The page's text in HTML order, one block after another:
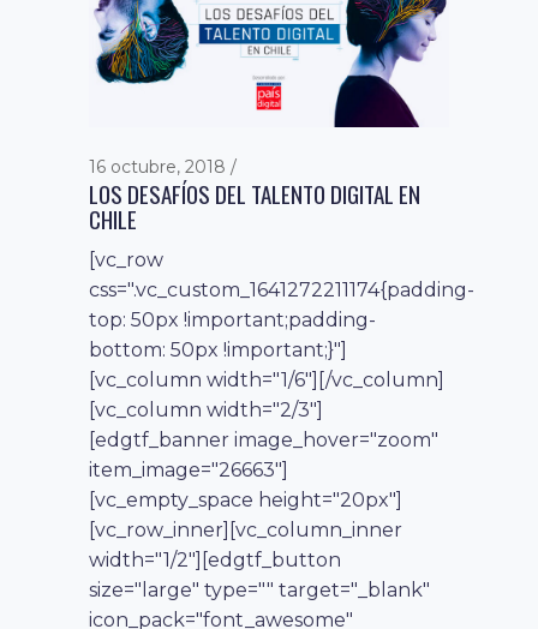
16 octubre, 2018
LOS DESAFÍOS DEL TALENTO DIGITAL EN
CHILE
[vc_row
css=".vc_custom_1641272211174{padding-
top: 50px !important;padding-
bottom: 50px !important;}"]
[vc_column width="1/6"][/vc_column]
[vc_column width="2/3"]
[edgtf_banner image_hover="zoom"
item_image="26663"]
[vc_empty_space height="20px"]
[vc_row_inner][vc_column_inner
width="1/2"][edgtf_button
size="large" type="" target="_blank"
icon_pack="font_awesome"